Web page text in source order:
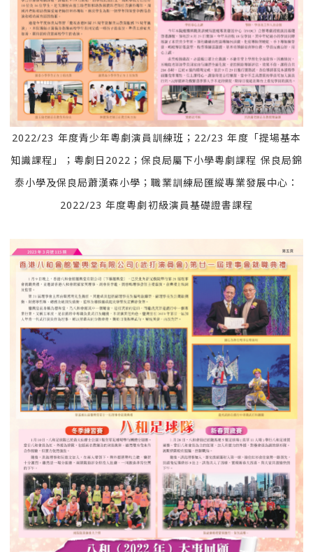
2022/23 年度青少年粵劇演員訓練班；22/23 年度「提場基本
知識課程」；粵劇日2022；保良局屬下小學粵劇課程 保良局錦
泰小學及保良局蕭漢森小學；職業訓練局匯縱專業發展中心：
2022/23 年度粵劇初級演員基礎證書課程